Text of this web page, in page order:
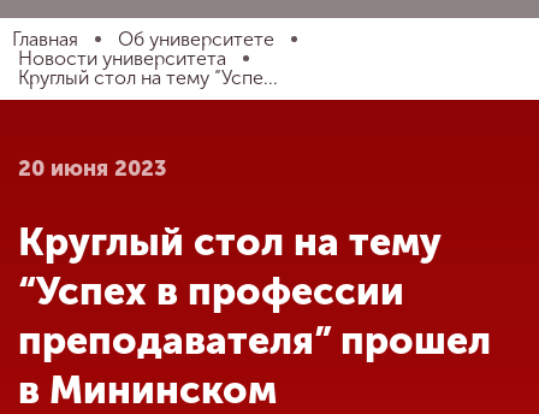
Главная
Абитуриенту
Обучение
Главная
Об университете
Новости университета
Круглый стол на тему “Успе...
20 июня 2023
Круглый стол на тему
“Успех в профессии
преподавателя” прошел
в Мининском